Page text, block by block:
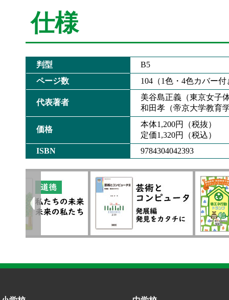
仕様
判型
B5
ページ数
104（1色・4色カバー付
代表著者
美谷島正義（東京女子
和田孝（帝京大学教育
価格
本体1,200円（税抜）
定価1,320円（税込）
ISBN
9784304042393